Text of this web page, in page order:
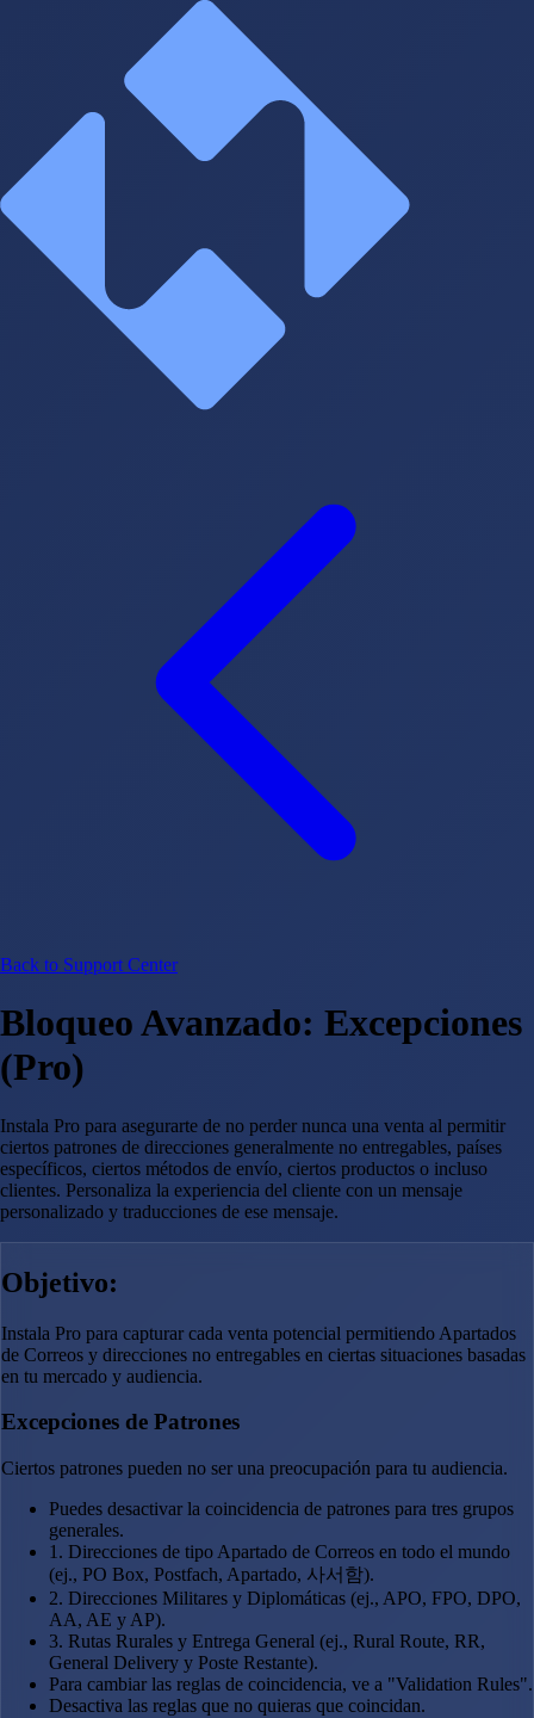
Back to Support Center
Bloqueo Avanzado: Excepciones
(Pro)
Instala Pro para asegurarte de no perder nunca una venta al permitir
ciertos patrones de direcciones generalmente no entregables, países
específicos, ciertos métodos de envío, ciertos productos o incluso
clientes. Personaliza la experiencia del cliente con un mensaje
personalizado y traducciones de ese mensaje.
Objetivo:
Instala Pro para capturar cada venta potencial permitiendo Apartados
de Correos y direcciones no entregables en ciertas situaciones basadas
en tu mercado y audiencia.
Excepciones de Patrones
Ciertos patrones pueden no ser una preocupación para tu audiencia.
Puedes desactivar la coincidencia de patrones para tres grupos
generales.
1. Direcciones de tipo Apartado de Correos en todo el mundo
(ej., PO Box, Postfach, Apartado, 사서함).
2. Direcciones Militares y Diplomáticas (ej., APO, FPO, DPO,
AA, AE y AP).
3. Rutas Rurales y Entrega General (ej., Rural Route, RR,
General Delivery y Poste Restante).
Para cambiar las reglas de coincidencia, ve a "Validation Rules".
Desactiva las reglas que no quieras que coincidan.